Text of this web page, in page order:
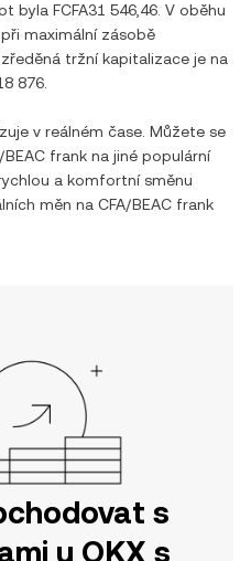
byla FCFA31 546,46 . V oběhu
při maximální zásobě
zředěná tržní kapitalizace je na
876
v reálném čase. Můžete se
BEAC frank na jiné populární
a komfortní směnu
měn na CFA/BEAC frank
s
u OKX s